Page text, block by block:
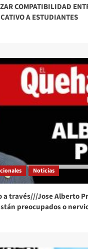
COMPATIBILIDAD
A ESTUDIANTES
Noticias
a través///Jose Alberto
preocupados o